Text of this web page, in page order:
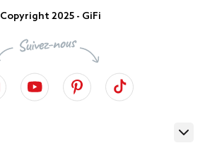
Copyright 2025 - GiFi